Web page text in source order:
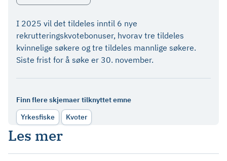
I 2025 vil det tildeles inntil 6 nye
rekrutteringskvotebonuser, hvorav tre tildeles
kvinnelige søkere og tre tildeles mannlige søkere.
Siste frist for å søke er 30. november.
Finn flere skjemaer tilknyttet emne
Yrkesfiske
Kvoter
Les mer